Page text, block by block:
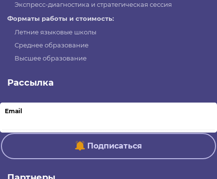
Экспресс-диагностика и стратегическая сессия
Форматы работы и стоимость:
Летние языковые школы
Среднее образование
Высшее образование
Рассылка
Email
Подписаться